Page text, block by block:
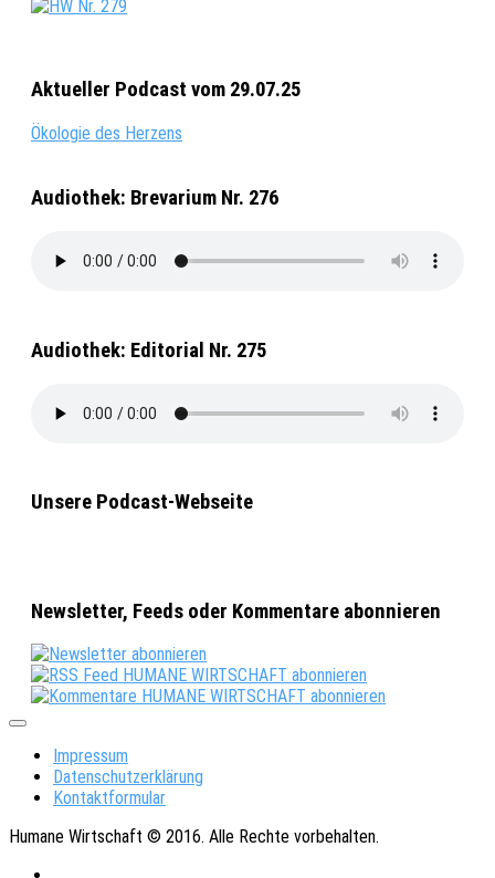
Aktueller Podcast vom 29.07.25
Ökologie des Herzens
Audiothek: Brevarium Nr. 276
Audiothek: Editorial Nr. 275
Unsere Podcast-Webseite
Newsletter, Feeds oder Kommentare abonnieren
Impressum
Datenschutzerklärung
Kontaktformular
Humane Wirtschaft © 2016. Alle Rechte vorbehalten.